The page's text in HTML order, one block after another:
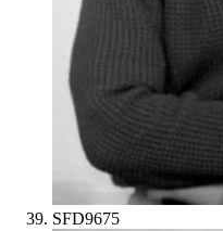
SFD9675